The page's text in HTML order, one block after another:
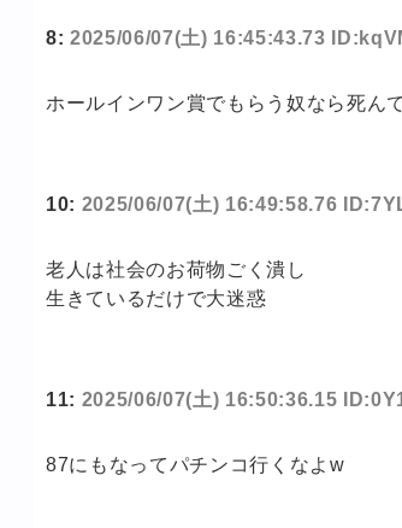
8: 2025/06/07(土) 16:45:43.73
ホールインワン賞でもらう奴なら死ん
10: 2025/06/07(土) 16:49:58.76
老人は社会のお荷物ごく潰し
生きているだけで大迷惑
11: 2025/06/07(土) 16:50:36.15
87にもなってパチンコ行くなよw